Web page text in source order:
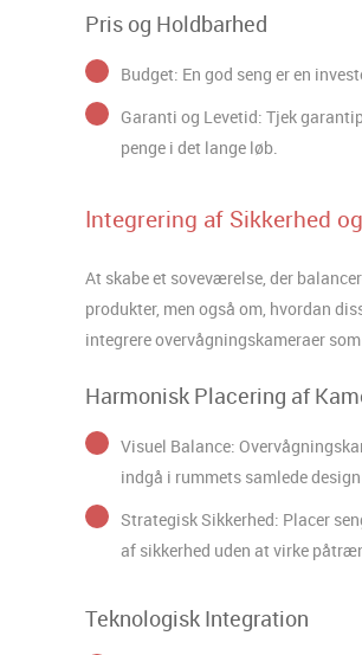
Pris og Holdbarhed
Budget: En god seng er en
Garanti og Levetid: Tjek
penge i det lange løb.
Integrering af Sikkerhed
At skabe et soveværelse, der
produkter, men også om, hvordan
integrere overvågningskameraer
Harmonisk Placering af
Visuel Balance:
indgå i rummets samlede
Strategisk Sikkerhed: Placer
af sikkerhed uden at virke
Teknologisk Integration